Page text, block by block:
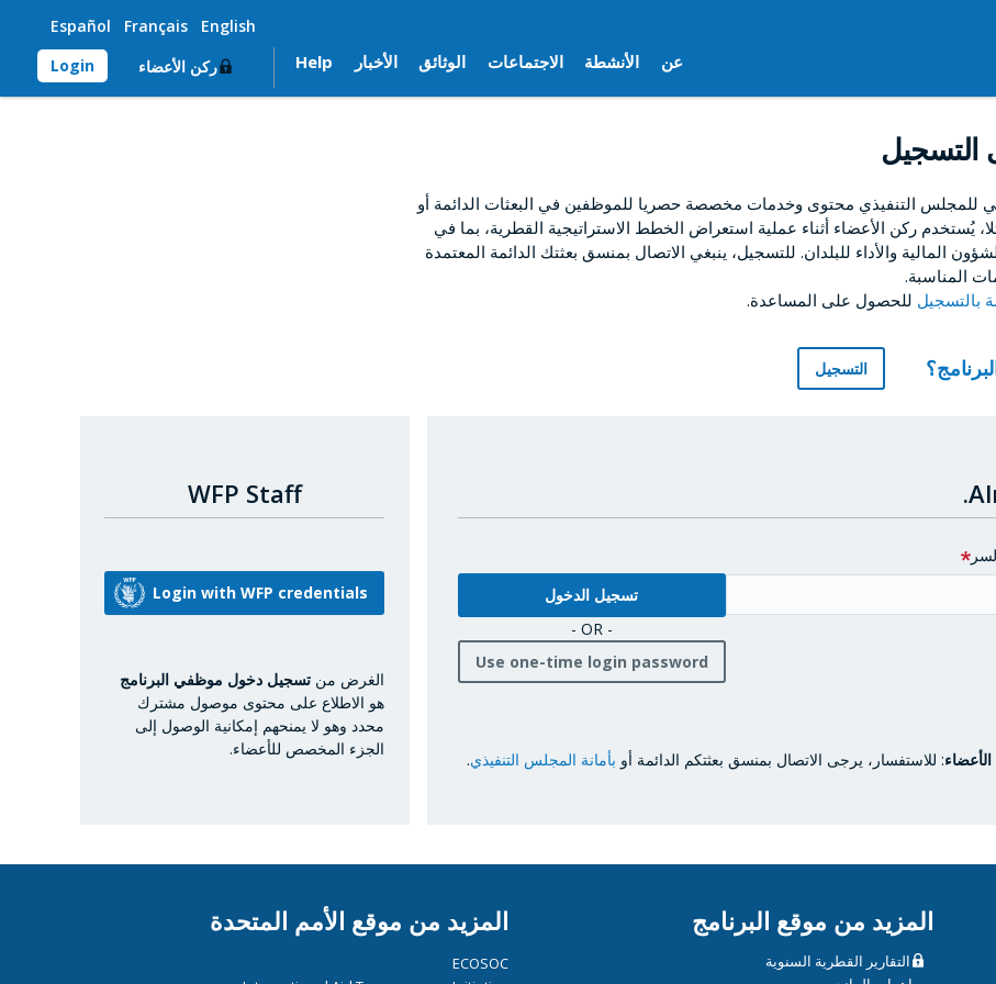
English
Français
Español
عن الأنشطة الاجتماعات الوثائق الأخبار Help ركن الأعضاء Login
للمجلس التنفيذي محتوى وخدمات مخصصة حصريا للموظفين في البعثات الدائمة أو
يُستخدم ركن الأعضاء أثناء عملية استعراض الخطط الاستراتيجية القطرية، بما في
المالية والأداء للبلدان. للتسجيل، ينبغي الاتصال بمنسق بعثتك الدائمة المعتمدة
المناسبة.
للحصول على المساعدة.
التسجيل
WFP Staff
الغرض من تسجيل دخول موظفي البرنامج
هو الاطلاع على محتوى موصول مشترك
محدد وهو لا يمنحهم إمكانية الوصول إلى
الجزء المخصص للأعضاء.
- OR -
Use one-time login password
: للاستفسار، يرجى الاتصال بمنسق بعثتكم الدائمة أو بأمانة المجلس التنفيذي.
المزيد من موقع البرنامج
التقارير القطرية السنوية
المزيد من موقع الأمم المتحدة
ECOSOC